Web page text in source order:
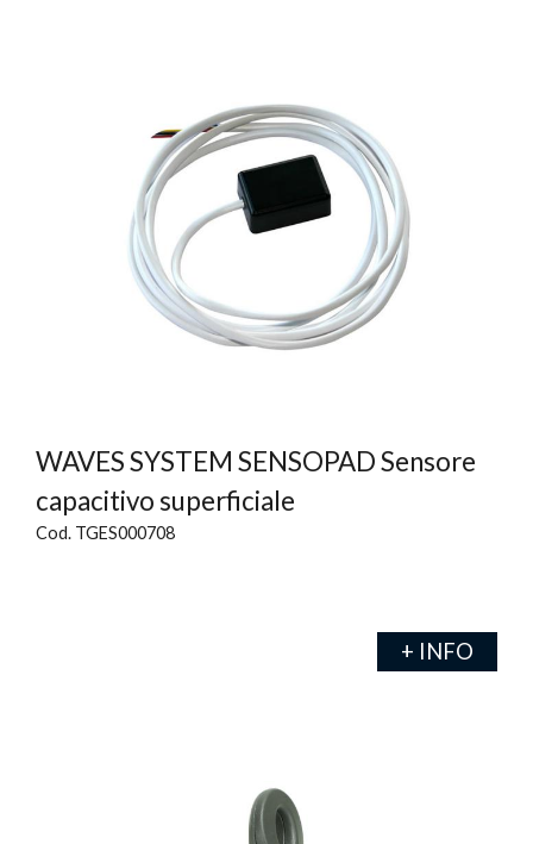
WAVES SYSTEM SENSOPAD Sensore
capacitivo superficiale
Cod. TGES000708
+ INFO